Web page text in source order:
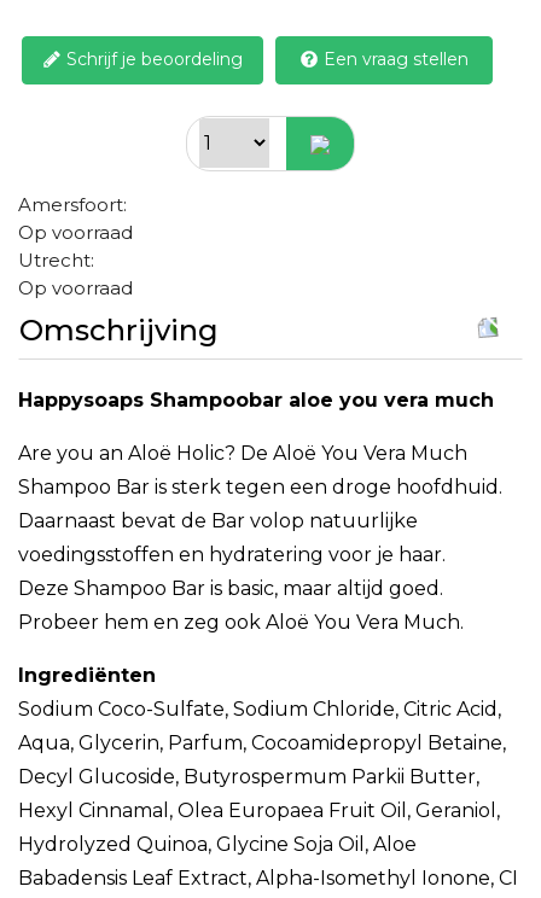
Schrijf je beoordeling Een vraag stellen
Amersfoort:
Op voorraad
Utrecht:
Op voorraad
Omschrijving
Happysoaps Shampoobar aloe you vera much
Are you an Aloë Holic? De Aloë You Vera Much
Shampoo Bar is sterk tegen een droge hoofdhuid.
Daarnaast bevat de Bar volop natuurlijke
voedingsstoffen en hydratering voor je haar.
Deze Shampoo Bar is basic, maar altijd goed.
Probeer hem en zeg ook Aloë You Vera Much.
Ingrediënten
Sodium Coco-Sulfate, Sodium Chloride, Citric Acid,
Aqua, Glycerin, Parfum, Cocoamidepropyl Betaine,
Decyl Glucoside, Butyrospermum Parkii Butter,
Hexyl Cinnamal, Olea Europaea Fruit Oil, Geraniol,
Hydrolyzed Quinoa, Glycine Soja Oil, Aloe
Babadensis Leaf Extract, Alpha-Isomethyl Ionone, CI